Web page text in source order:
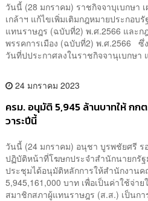
วันนี้ (28 มกราคม) ราชกิจจาบุเบกษา
เกล้าฯ แก้ไขเพิ่มเติมกฎหมายประกอ
แทนราษฎร (ฉบับที่2) พ.ศ.2566 และ
พรรคการเมือง (ฉบับที่2) พ.ศ.2566
วันที่ปประกาศลงในราชกิจจานุเบกษา
24 มกราคม 2023
ครม. อนุมัติ 5,945 ล้านบาทให้ กก
วาระปีนี้
วันนี้ (24 มกราคม) อนุชา บูรพชัยศรี ร
ปฏิบัติหน้าที่โฆษกประจำสำนักนายกรั
ประชุมได้อนุมัติหลักการให้สำนักงาน
5,945,161,000 บาท เพื่อเป็นค่าใช้จ่า
สมาชิกสภาผู้แทนราษฎร (ส.ส.) เป็นกา